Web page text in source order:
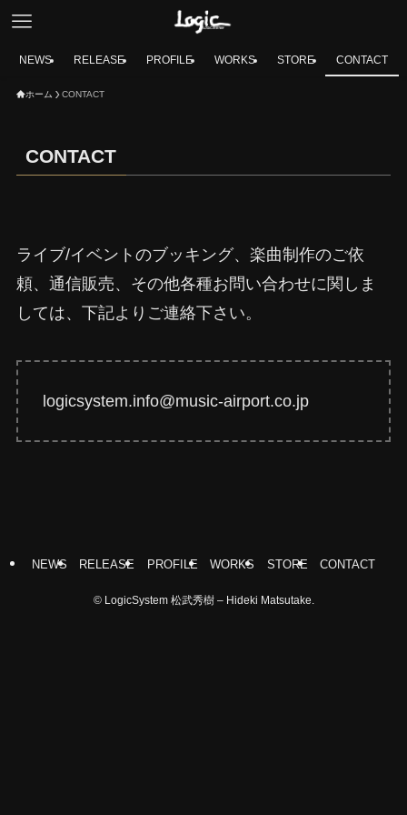
NEWS RELEASE PROFILE WORKS STORE CONTACT
ホーム CONTACT
CONTACT
ライブ/イベントのブッキング、楽曲制作のご依
頼、通信販売、その他各種お問い合わせに関しま
しては、下記よりご連絡下さい。
logicsystem.info@music-airport.co.jp
NEWS RELEASE PROFILE WORKS STORE CONTACT
©LogicSystem 松武秀樹 – Hideki Matsutake.